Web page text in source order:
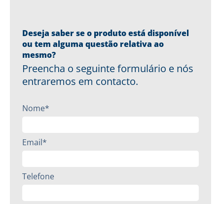
Deseja saber se o produto está disponível
ou tem alguma questão relativa ao
mesmo?
Preencha o seguinte formulário e nós
entraremos em contacto.
Nome*
Email*
Telefone